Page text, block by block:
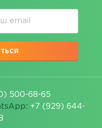
500-68-65
+7 (929) 644-